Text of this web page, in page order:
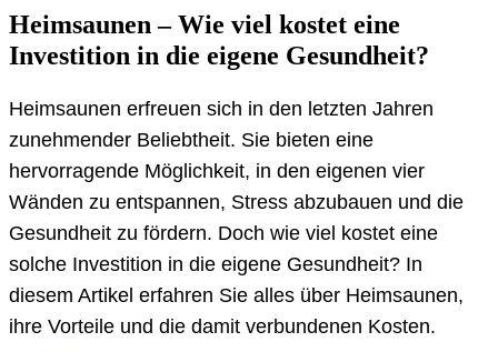
Heimsaunen – Wie viel kostet eine
Investition in die eigene Gesundheit?
Heimsaunen erfreuen sich in den letzten Jahren
zunehmender Beliebtheit. Sie bieten eine
hervorragende Möglichkeit, in den eigenen vier
Wänden zu entspannen, Stress abzubauen und die
Gesundheit zu fördern. Doch wie viel kostet eine
solche Investition in die eigene Gesundheit? In
diesem Artikel erfahren Sie alles über Heimsaunen,
ihre Vorteile und die damit verbundenen Kosten.